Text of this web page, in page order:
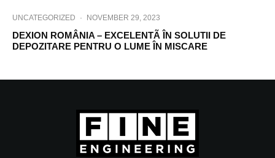
UNCATEGORIZED · NOVEMBER 29, 2023
DEXION ROMÂNIA – EXCELENTÃ ÎN SOLUTII DE
DEPOZITARE PENTRU O LUME ÎN MISCARE